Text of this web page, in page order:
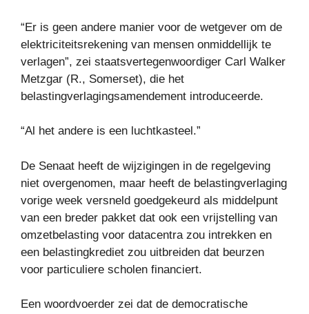
“Er is geen andere manier voor de wetgever om de
elektriciteitsrekening van mensen onmiddellijk te
verlagen”, zei staatsvertegenwoordiger Carl Walker
Metzgar (R., Somerset), die het
belastingverlagingsamendement introduceerde.
“Al het andere is een luchtkasteel.”
De Senaat heeft de wijzigingen in de regelgeving
niet overgenomen, maar heeft de belastingverlaging
vorige week versneld goedgekeurd als middelpunt
van een breder pakket dat ook een vrijstelling van
omzetbelasting voor datacentra zou intrekken en
een belastingkrediet zou uitbreiden dat beurzen
voor particuliere scholen financiert.
Een woordvoerder zei dat de democratische